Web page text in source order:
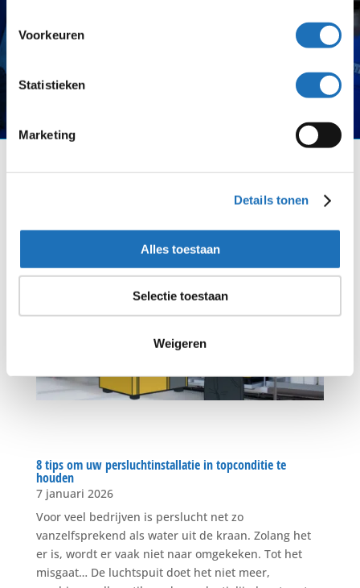
Voorkeuren
Statistieken
Marketing
Details tonen
Alles toestaan
Selectie toestaan
Weigeren
Al
8 tips om uw persluchtinstallatie in topconditie te
houden
7 januari 2026
Voor veel bedrijven is perslucht net zo
vanzelfsprekend als water uit de kraan. Zolang het
er is, wordt er vaak niet naar omgekeken. Tot het
misgaat… De luchtspuit doet het niet meer,